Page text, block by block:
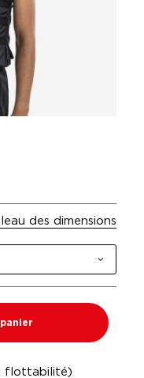
des dimensions
flottabilité)